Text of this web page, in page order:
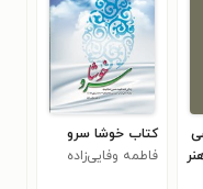
کتاب خوشا سرو
فاطمه وفایی‌زاده